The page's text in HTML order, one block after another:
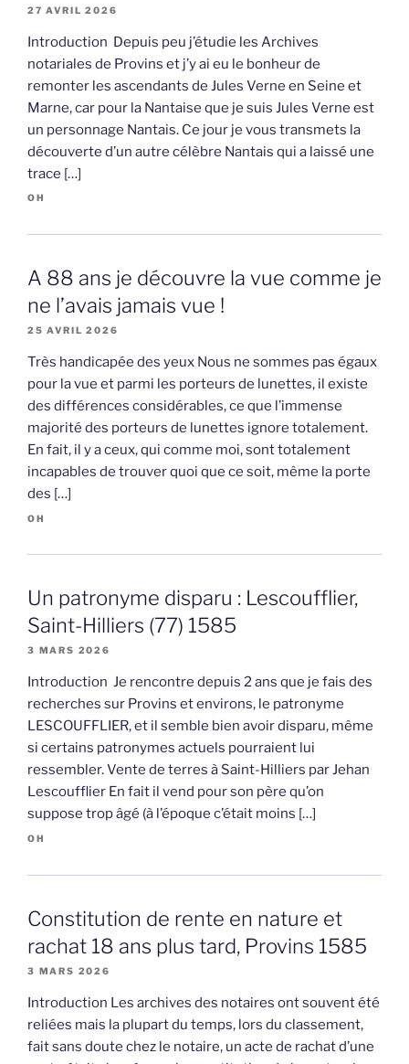
27 AVRIL 2026
Introduction Depuis peu j’étudie les Archives
notariales de Provins et j’y ai eu le bonheur de
remonter les ascendants de Jules Verne en Seine et
Marne, car pour la Nantaise que je suis Jules Verne est
un personnage Nantais. Ce jour je vous transmets la
découverte d’un autre célèbre Nantais qui a laissé une
trace […]
OH
A 88 ans je découvre la vue comme je
ne l’avais jamais vue !
25 AVRIL 2026
Très handicapée des yeux Nous ne sommes pas égaux
pour la vue et parmi les porteurs de lunettes, il existe
des différences considérables, ce que l’immense
majorité des porteurs de lunettes ignore totalement.
En fait, il y a ceux, qui comme moi, sont totalement
incapables de trouver quoi que ce soit, même la porte
des […]
OH
Un patronyme disparu : Lescoufflier,
Saint-Hilliers (77) 1585
3 MARS 2026
Introduction Je rencontre depuis 2 ans que je fais des
recherches sur Provins et environs, le patronyme
LESCOUFFLIER, et il semble bien avoir disparu, même
si certains patronymes actuels pourraient lui
ressembler. Vente de terres à Saint-Hilliers par Jehan
Lescoufflier En fait il vend pour son père qu’on
suppose trop âgé (à l’époque c’était moins […]
OH
Constitution de rente en nature et
rachat 18 ans plus tard, Provins 1585
3 MARS 2026
Introduction Les archives des notaires ont souvent été
reliées mais la plupart du temps, lors du classement,
fait sans doute chez le notaire, un acte de rachat d’une